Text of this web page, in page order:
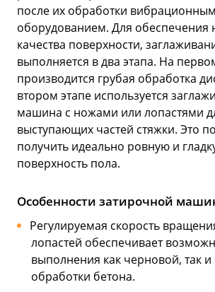
после их обработки вибрационным
оборудованием. Для обеспечения
качества поверхности,
выполняется в два этапа. На
производится грубая обработка
втором этапе используется
машина с ножами или лопастями
выступающих частей стяжки. Это
получить идеально ровную и
поверхность пола.
Особенности затирочной
Регулируемая скорость
лопастей обеспечивает
выполнения как черновой, так и
обработки бетона.